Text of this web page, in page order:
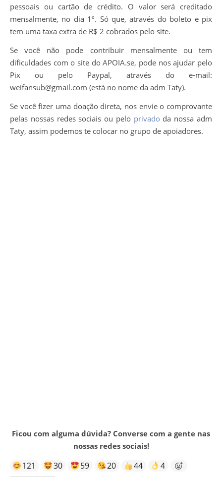
pessoais ou cartão de crédito. O valor será creditado
mensalmente, no dia 1º. Só que, através do boleto e pix
tem uma taxa extra de R$ 2 cobrados pelo site.
Se você não pode contribuir mensalmente ou tem
dificuldades com o site do APOIA.se, pode nos ajudar pelo
Pix ou pelo Paypal, através do e-mail:
weifansub@gmail.com (está no nome da adm Taty).
Se você fizer uma doação direta, nos envie o comprovante
pelas nossas redes sociais ou pelo privado da nossa adm
Taty, assim podemos te colocar no grupo de apoiadores.
Ficou com alguma dúvida? Converse com a gente nas
nossas redes sociais!
121 30 59 20 44 4